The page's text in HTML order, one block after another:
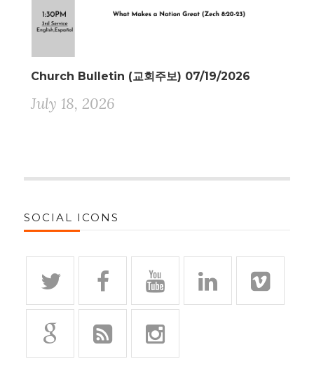
Church Bulletin (교회주보) 07/19/2026
July 18, 2026
SOCIAL ICONS